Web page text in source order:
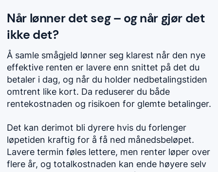
Når lønner det seg – og når gjør det
ikke det?
Å samle smågjeld lønner seg klarest når den nye
effektive renten er lavere enn snittet på det du
betaler i dag, og når du holder nedbetalingstiden
omtrent like kort. Da reduserer du både
rentekostnaden og risikoen for glemte betalinger.
Det kan derimot bli dyrere hvis du forlenger
løpetiden kraftig for å få ned månedsbeløpet.
Lavere termin føles lettere, men renter løper over
flere år, og totalkostnaden kan ende høyere selv